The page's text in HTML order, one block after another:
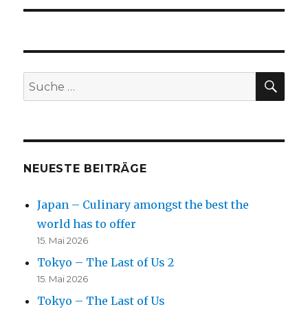
Suche
nach:
NEUESTE BEITRÄGE
Japan – Culinary amongst the best the
world has to offer
15. Mai 2026
Tokyo – The Last of Us 2
15. Mai 2026
Tokyo – The Last of Us